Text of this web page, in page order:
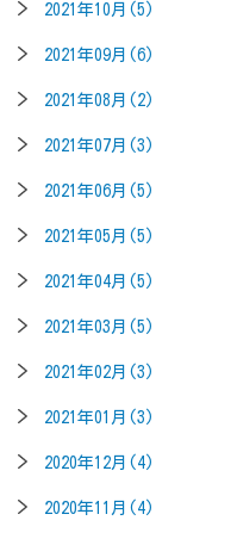
2021年10月(5)
2021年09月(6)
2021年08月(2)
2021年07月(3)
2021年06月(5)
2021年05月(5)
2021年04月(5)
2021年03月(5)
2021年02月(3)
2021年01月(3)
2020年12月(4)
2020年11月(4)